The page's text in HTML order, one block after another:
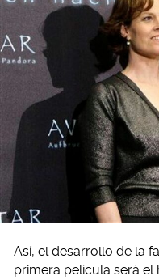
Así, el desarrollo de la
primera película será